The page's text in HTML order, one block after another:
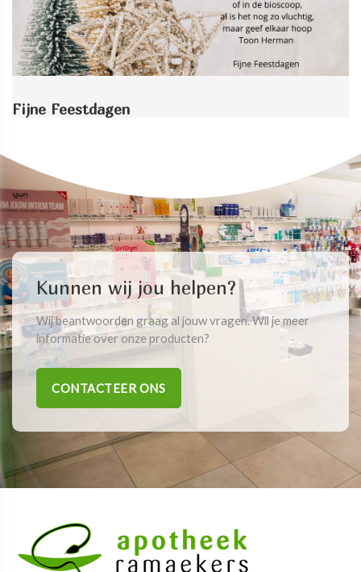
Fijne Feestdagen
Kunnen wij jou helpen?
Wij beantwoorden graag al jouw vragen. Wil je meer
informatie over onze producten?
CONTACTEER ONS